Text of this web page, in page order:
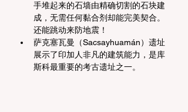
手堆起来的石墙由精确切割的石块建
成，无需任何黏合剂却能完美契合。
还能跳动来防地震！
萨克塞瓦曼（Sacsayhuamán）遗址
展示了印加人非凡的建筑能力，是库
斯科最重要的考古遗址之一。